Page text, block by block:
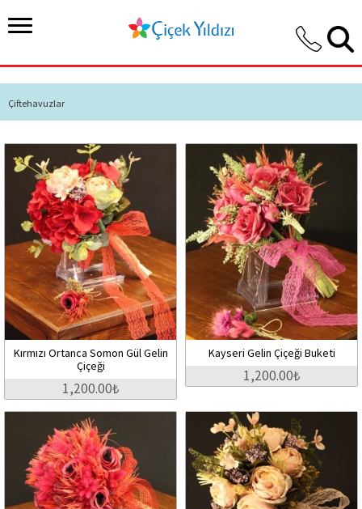
Çiftehavuzlar
Kırmızı Ortanca Somon Gül Gelin
Çiçeği
1,200.00₺
Kayseri Gelin Çiçeği Buketi
1,200.00₺